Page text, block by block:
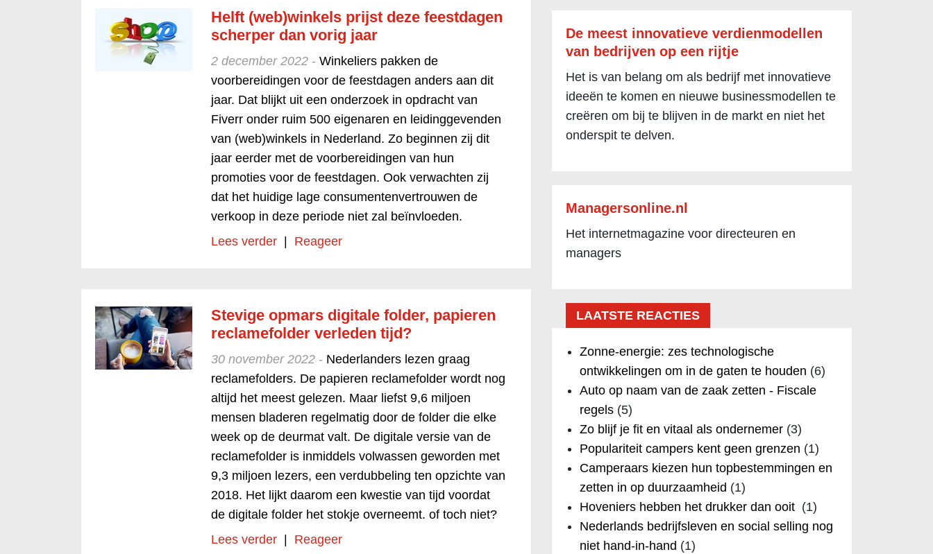
Helft (web)winkels prijst deze feestdagen
scherper dan vorig jaar
2 december 2022 - Winkeliers pakken de
voorbereidingen voor de feestdagen anders aan dit
jaar. Dat blijkt uit een onderzoek in opdracht van
Fiverr onder ruim 500 eigenaren en leidinggevenden
van (web)winkels in Nederland. Zo beginnen zij dit
jaar eerder met de voorbereidingen van hun
promoties voor de feestdagen. Ook verwachten zij
dat het huidige lage consumentenvertrouwen de
verkoop in deze periode niet zal beïnvloeden.
Lees verder| Reageer
Stevige opmars digitale folder, papieren
reclamefolder verleden tijd?
30 november 2022 - Nederlanders lezen graag
reclamefolders. De papieren reclamefolder wordt nog
altijd het meest gelezen. Maar liefst 9,6 miljoen
mensen bladeren regelmatig door de folder die elke
week op de deurmat valt. De digitale versie van de
reclamefolder is inmiddels volwassen geworden met
9,3 miljoen lezers, een verdubbeling ten opzichte van
2018. Het lijkt daarom een kwestie van tijd voordat
de digitale folder het stokje overneemt. of toch niet?
Lees verder| Reageer
De meest innovatieve verdienmodellen
van bedrijven op een rijtje
Het is van belang om als bedrijf met innovatieve
ideeën te komen en nieuwe businessmodellen te
creëren om bij te blijven in de markt en niet het
onderspit te delven.
Managersonline.nl
Het internetmagazine voor directeuren en
managers
LAATSTE REACTIES
Zonne-energie: zes technologische
ontwikkelingen om in de gaten te houden (6)
Auto op naam van de zaak zetten - Fiscale
regels(5)
Zo blijf je fit en vitaal als ondernemer(3)
Populariteit campers kent geen grenzen (1)
Camperaars kiezen hun topbestemmingen en
zetten in op duurzaamheid (1)
Hoveniers hebben het drukker dan ooit (1)
Nederlands bedrijfsleven en social selling nog
niet hand-in-hand (1)